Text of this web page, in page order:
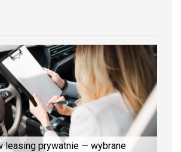
leasing prywatnie — wybrane